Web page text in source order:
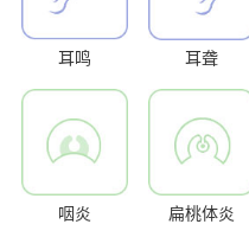
耳鸣 耳聋
咽炎 扁桃体炎